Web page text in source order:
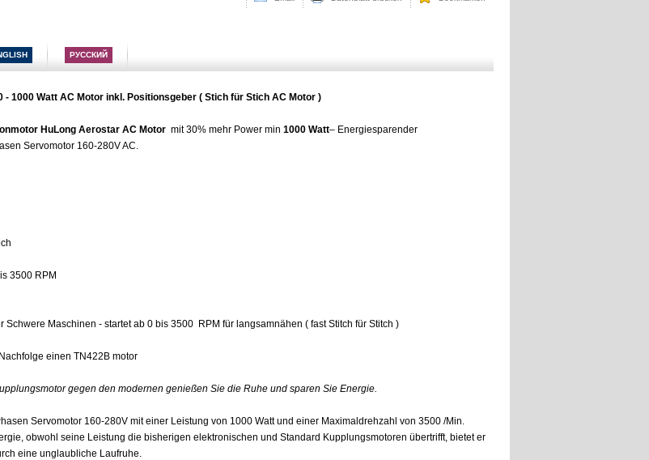
РУССКИЙ
- 1000 Watt AC Motor inkl. Positionsgeber ( Stich für Stich AC Motor )
HuLong Aerostar AC Motor mit 30% mehr Power min 1000 Watt– Energiesparender
Servomotor 160-280V AC.
3500 RPM
Schwere Maschinen - startet ab 0 bis 3500 RPM für langsamnähen ( fast Stitch für Stitch )
einen TN422B motor
gegen den modernen genießen Sie die Ruhe und sparen Sie Energie.
Servomotor 160-280V mit einer Leistung von 1000 Watt und einer Maximaldrehzahl von 3500 /Min.
obwohl seine Leistung die bisherigen elektronischen und Standard Kupplungsmotoren übertrifft, bietet er
eine unglaubliche Laufruhe.